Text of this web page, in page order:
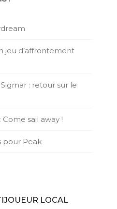
jeu d’affrontement
: retour sur le
sail away !
pour Peak
LOCAL